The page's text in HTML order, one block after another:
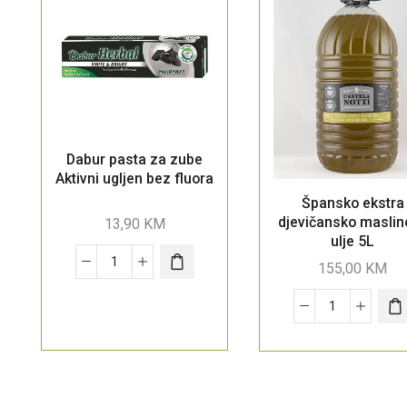
Dabur pasta za zube
Aktivni ugljen bez fluora
13,90 KM
Špansko ekstra
djevičansko
ulje 5L
155,00 KM